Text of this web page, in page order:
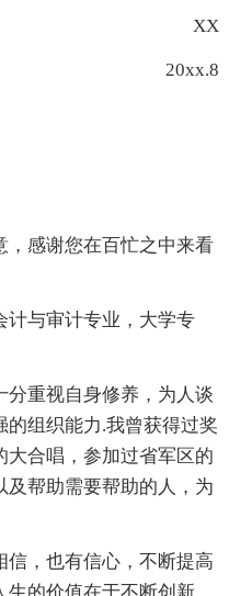
XX
20xx.8
，感谢您在百忙之中来看
计与审计专业，大学专
分重视自身修养，为人谈
组织能力.我曾获得过奖
合唱，参加过省军区的
帮助需要帮助的人，为
信，也有信心，不断提高